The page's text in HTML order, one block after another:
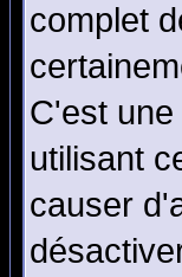
complet
C'est
utilisant
causer